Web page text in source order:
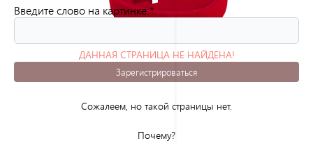
ДАННАЯ СТРАНИЦА НЕ НАЙДЕНА!
(ОШИБКА 404)
Сожалеем, но такой страницы нет.
Почему?
Введите слово на картинке:*
Зарегистрироваться